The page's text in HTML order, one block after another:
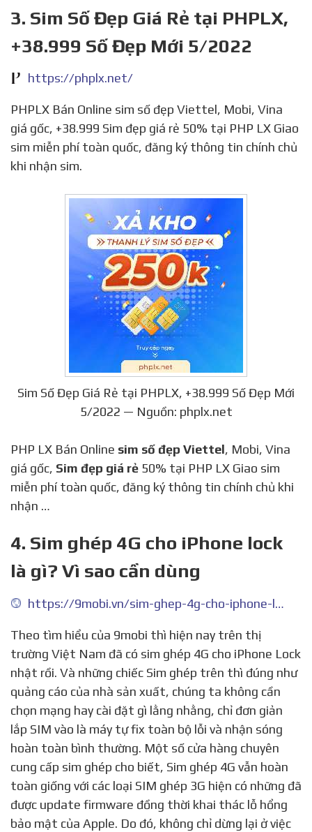
3. Sim Số Đẹp Giá Rẻ tại PHPLX,
+38.999 Số Đẹp Mới 5/2022
https://phplx.net/
PHPLX Bán Online sim số đẹp Viettel, Mobi, Vina
giá gốc, +38.999 Sim đẹp giá rẻ 50% tại PHP LX Giao
sim miễn phí toàn quốc, đăng ký thông tin chính chủ
khi nhận sim.
Sim Số Đẹp Giá Rẻ tại PHPLX, +38.999 Số Đẹp Mới
5/2022 — Nguồn: phplx.net
PHP LX Bán Online sim số đẹp Viettel, Mobi, Vina
giá gốc, Sim đẹp giá rẻ 50% tại PHP LX Giao sim
miễn phí toàn quốc, đăng ký thông tin chính chủ khi
nhận …
4. Sim ghép 4G cho iPhone lock
là gì? Vì sao cần dùng
https://9mobi.vn/sim-ghep-4g-cho-iphone-lock-la-gi-vi-sao-can-dung-18992n.aspx
Theo tìm hiểu của 9mobi thì hiện nay trên thị
trường Việt Nam đã có sim ghép 4G cho iPhone Lock
nhật rồi. Và những chiếc Sim ghép trên thì đúng như
quảng cáo của nhà sản xuất, chúng ta không cần
chọn mạng hay cài đặt gì lằng nhằng, chỉ đơn giản
lắp SIM vào là máy tự fix toàn bộ lỗi và nhận sóng
hoàn toàn bình thường. Một số cửa hàng chuyên
cung cấp sim ghép cho biết, Sim ghép 4G vẫn hoàn
toàn giống với các loại SIM ghép 3G hiện có những đã
được update firmware đồng thời khai thác lỗ hổng
bảo mật của Apple. Do đó, không chỉ dừng lại ở việc